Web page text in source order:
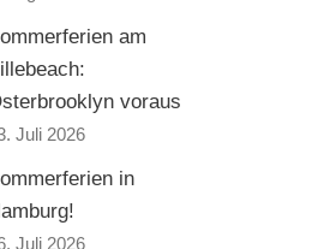
am
voraus
Juli 2026
in
Juli 2026